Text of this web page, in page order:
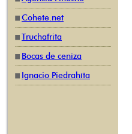
Cohete.net
Truchafrita
Bocas de ceniza
Ignacio Piedrahíta